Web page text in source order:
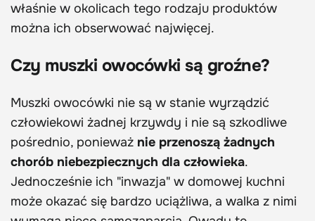
właśnie w okolicach tego rodzaju produktów
można ich obserwować najwięcej.
Czy muszki owocówki są groźne?
Muszki owocówki nie są w stanie wyrządzić
człowiekowi żadnej krzywdy i nie są szkodliwe
pośrednio, ponieważ nie przenoszą żadnych
chorób niebezpiecznych dla człowieka.
Jednocześnie ich "inwazja" w domowej kuchni
może okazać się bardzo uciążliwa, a walka z nimi